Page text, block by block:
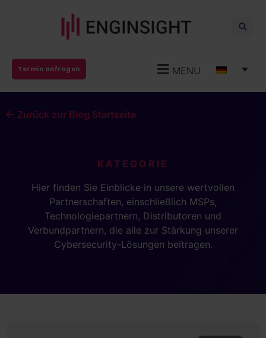
Termin anfragen MENU
Zurück zur Blog Startseite
KATEGORIE
Hier finden Sie Einblicke in unsere wertvollen
Partnerschaften, einschließlich MSPs,
Technologiepartnern, Distributoren und
Verbundpartnern, die alle zur Stärkung unserer
Cybersecurity-Lösungen beitragen.